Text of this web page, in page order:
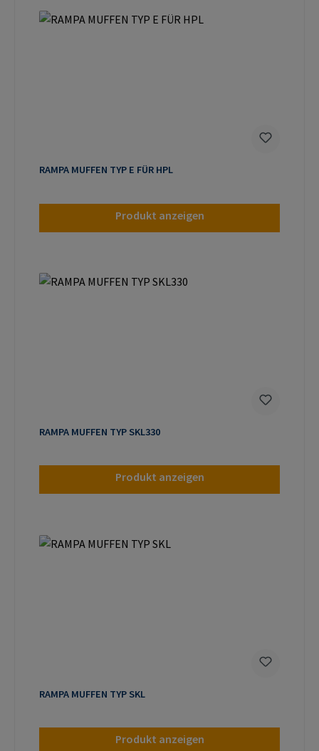
RAMPA MUFFEN TYP E FÜR HPL
Produkt anzeigen
RAMPA MUFFEN TYP SKL330
Produkt anzeigen
RAMPA MUFFEN TYP SKL
Produkt anzeigen